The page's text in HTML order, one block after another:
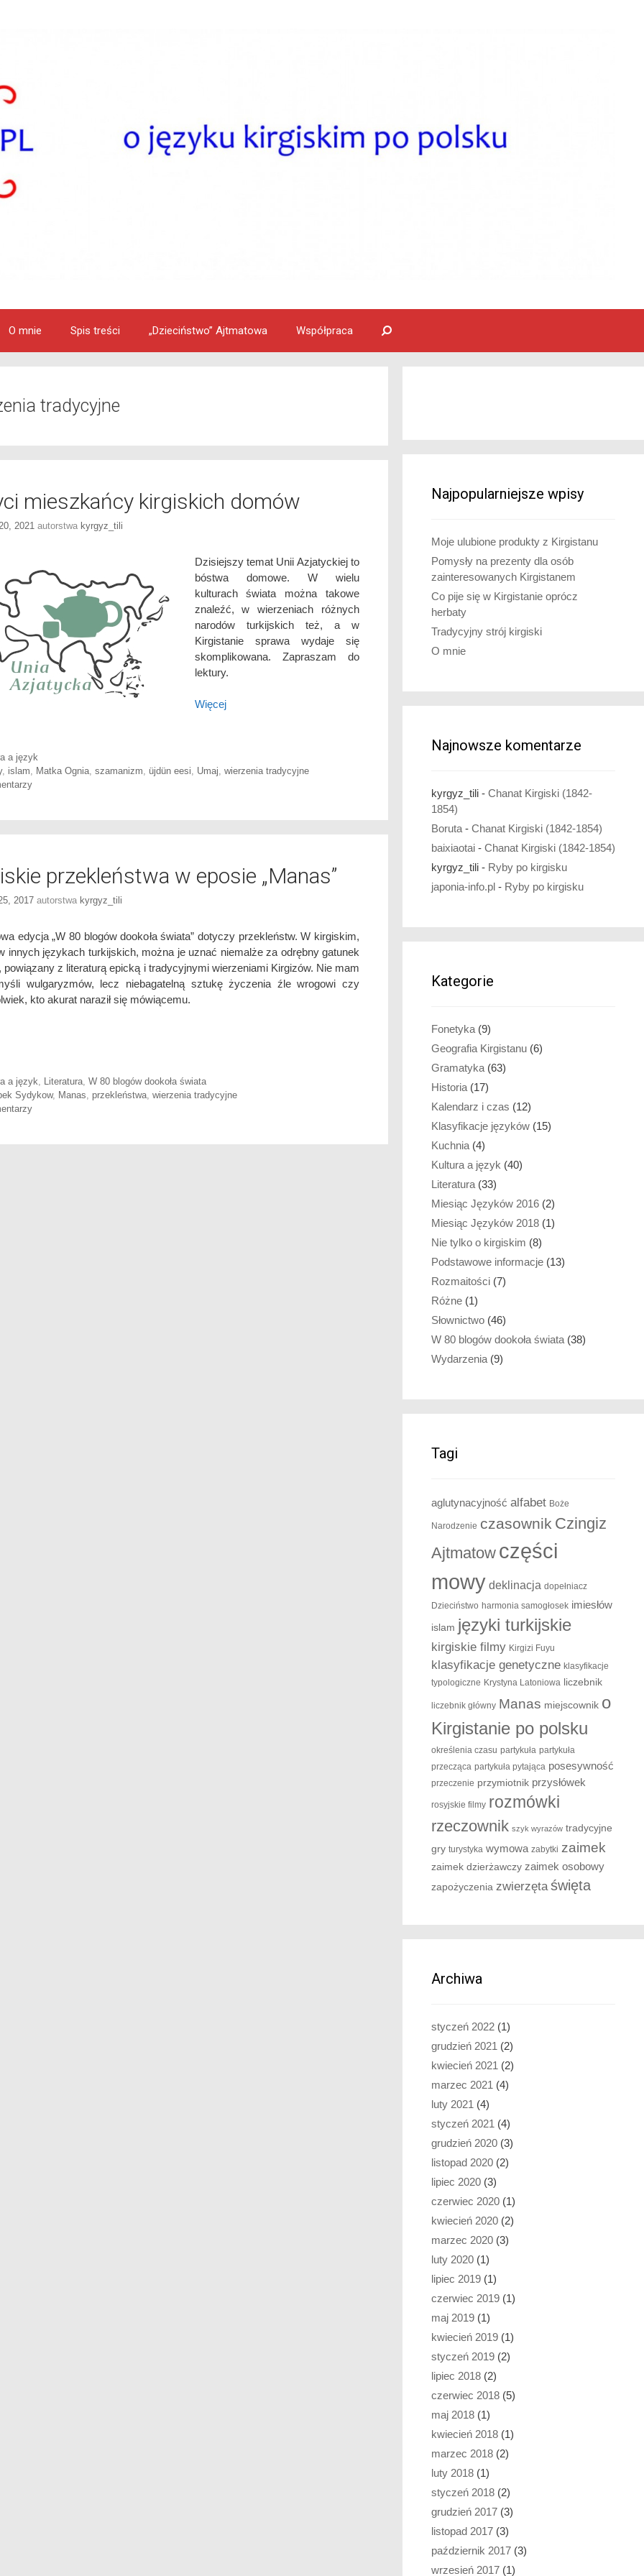
O mnie Spis treści „Dzieciństwo” Ajtmatowa Współpraca
tradycyjne
mieszkańcy kirgiskich domów
2021 autorstwa kyrgyz_tili
Dzisiejszy temat Unii Azjatyckiej to
bóstwa domowe. W wielu
kulturach świata można takowe
znaleźć, w wierzeniach różnych
narodów turkijskich też, a w
Kirgistanie sprawa wydaje się
skomplikowana. Zapraszam do
lektury.
Więcej
a język
, islam Matka Ognia szamanizm üjdün eesi Umaj wierzenia tradycyjne
przekleństwa w eposie „Manas”
2017 autorstwa kyrgyz_tili
edycja „W 80 blogów dookoła świata” dotyczy przekleństw. W kirgiskim,
innych językach turkijskich, można je uznać niemalże za odrębny gatunek
powiązany z literaturą epicką i tradycyjnymi wierzeniami Kirgizów. Nie mam
wulgaryzmów, lecz niebagatelną sztukę życzenia źle wrogowi czy
kto akurat naraził się mówiącemu.
a język Literatura W 80 blogów dookoła świata
Sydykow, Manas przekleństwa wierzenia tradycyjne
Najpopularniejsze wpisy
Moje ulubione produkty z Kirgistanu
Pomysły na prezenty dla osób
zainteresowanych Kirgistanem
Co pije się w Kirgistanie oprócz
herbaty
Tradycyjny strój kirgiski
O mnie
Najnowsze komentarze
kyrgyz_tili - Chanat Kirgiski (1842-
1854)
Boruta - Chanat Kirgiski (1842-1854)
baixiaotai - Chanat Kirgiski (1842-1854)
kyrgyz_tili - Ryby po kirgisku
japonia-info.pl - Ryby po kirgisku
Kategorie
Fonetyka (9)
Geografia Kirgistanu (6)
Gramatyka (63)
Historia (17)
Kalendarz i czas (12)
Klasyfikacje języków (15)
Kuchnia (4)
Kultura a język (40)
Literatura (33)
Miesiąc Języków 2016 (2)
Miesiąc Języków 2018 (1)
Nie tylko o kirgiskim (8)
Podstawowe informacje (13)
Rozmaitości (7)
Różne (1)
Słownictwo (46)
W 80 blogów dookoła świata (38)
Wydarzenia (9)
Tagi
aglutynacyjność alfabet Boże
Narodzenie czasownik Czingiz
Ajtmatow części
mowy deklinacja dopełniacz
Dzieciństwo harmonia samogłosek imiesłów
islam języki turkijskie
kirgiskie filmy Kirgizi Fuyu
klasyfikacje genetyczne klasyfikacje
typologiczne Krystyna Latoniowa liczebnik
liczebnik główny Manas miejscownik o
Kirgistanie po polsku
określenia czasu partykuła partykuła
przecząca partykuła pytająca posesywność
przeczenie przymiotnik przysłówek
rosyjskie filmy rozmówki
rzeczownik szyk wyrazów tradycyjne
gry turystyka wymowa zabytki zaimek
zaimek dzierżawczy zaimek osobowy
zapożyczenia zwierzęta święta
Archiwa
styczeń 2022 (1)
grudzień 2021 (2)
kwiecień 2021 (2)
marzec 2021 (4)
luty 2021 (4)
styczeń 2021 (4)
grudzień 2020 (3)
listopad 2020 (2)
lipiec 2020 (3)
czerwiec 2020 (1)
kwiecień 2020 (2)
marzec 2020 (3)
luty 2020 (1)
lipiec 2019 (1)
czerwiec 2019 (1)
maj 2019 (1)
kwiecień 2019 (1)
styczeń 2019 (2)
lipiec 2018 (2)
czerwiec 2018 (5)
maj 2018 (1)
kwiecień 2018 (1)
marzec 2018 (2)
luty 2018 (1)
styczeń 2018 (2)
grudzień 2017 (3)
listopad 2017 (3)
październik 2017 (3)
wrzesień 2017 (1)